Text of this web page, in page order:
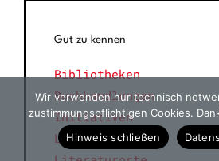
Gut zu kennen
Bibliotheken
Buchhandlungen
Initiativen
Lernen
Wir verwenden nur technisch
zustimmungspflichtigen Cookies.
Hinweis schließen